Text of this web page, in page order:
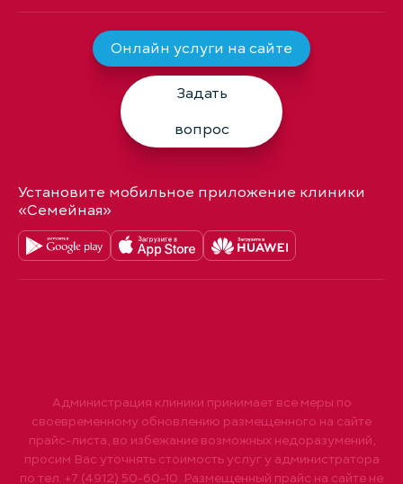
Онлайн услуги на сайте
Задать
вопрос
Установите мобильное приложение клиники
«Семейная»
Администрация клиники принимает все меры по
своевременному обновлению размещенного на сайте
прайс-листа, во избежание возможных недоразумений,
просим Вас уточнять стоимость услуг у администратора
по тел. +7 (4912) 50-60-10. Размещенный прайс на сайте не